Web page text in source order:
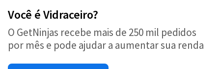
Você é Vidraceiro?
O GetNinjas recebe mais de 250 mil pedidos
por mês e pode ajudar a aumentar sua renda